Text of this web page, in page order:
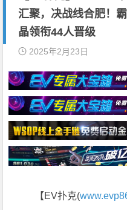
汇聚，决战线合肥！
晶领衔44人晋级
2025年2月23日
【EV扑克(